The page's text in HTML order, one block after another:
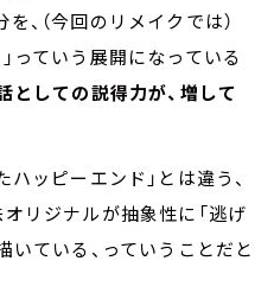
、（今回のリメイクでは）
っていう展開になっている
としての説得力が、増して
ハッピーエンド」とは違う、
リジナルが抽象性に「逃げ
いている、っていうことだと